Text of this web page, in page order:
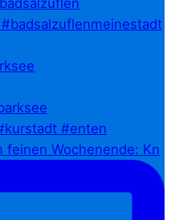
Wochenende: Kn